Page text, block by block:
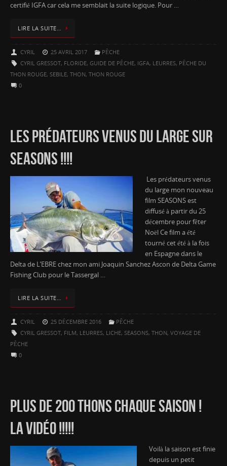
certifié IGFA car cela me semblait la suite logique. Pour …
LIRE LA SUITE…
CYRIL 25 AVRIL 2017
PÊCHE
CYRIL GRESSOT, FLORIDE, GUIDE DE PÊCHE, IGFA, LEURRES, PÊCHE DU
THON ROUGE, SEBILE, THON, THON ROUGE
0
LES PRÉDATEURS VENUS DU LARGE SUR
SEASONS !!!!
Les prédateurs venus
du large mon nouveau
film SEASONS est
diffusé à partir du 25
décembre pour fêter
Noël Ce film a été
tourné cet été à la fois
en Espagne dans le
Delta de L’EBRE chez mon ami Joaquin Sanchez Ascon de Delta Game
Fishing Club pour le Tassergal …
LIRE LA SUITE…
CYRIL 25 DÉCEMBRE 2016
PÊCHE
CYRIL GRESSOT, FILM, LEURRES, LICHE, SEASONS, THON, VOYAGE DE
PÊCHE
0
PLUS DE 200 THONS CHAQUE SAISON !
LA VIDÉO !!!!!
Voilà la saison est finie
depuis un petit